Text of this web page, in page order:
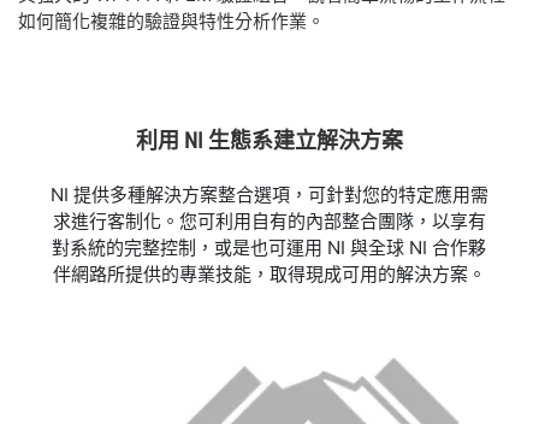
如何簡化複雜的驗證與特性分析作業。
利用 NI 生態系建立解決方案
NI 提供多種解決方案整合選項，可針對您的特定應用需
求進行客制化。您可利用自有的內部整合團隊，以享有
對系統的完整控制，或是也可運用 NI 與全球 NI 合作夥
伴網路所提供的專業技能，取得現成可用的解決方案。